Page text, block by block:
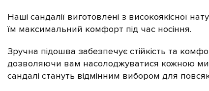
Наші сандалії виготовлені з високоякісної
їм максимальний комфорт під час носіння.
Зручна підошва забезпечує стійкість та
дозволяючи вам насолоджуватися кожною
сандалі стануть відмінним вибором для